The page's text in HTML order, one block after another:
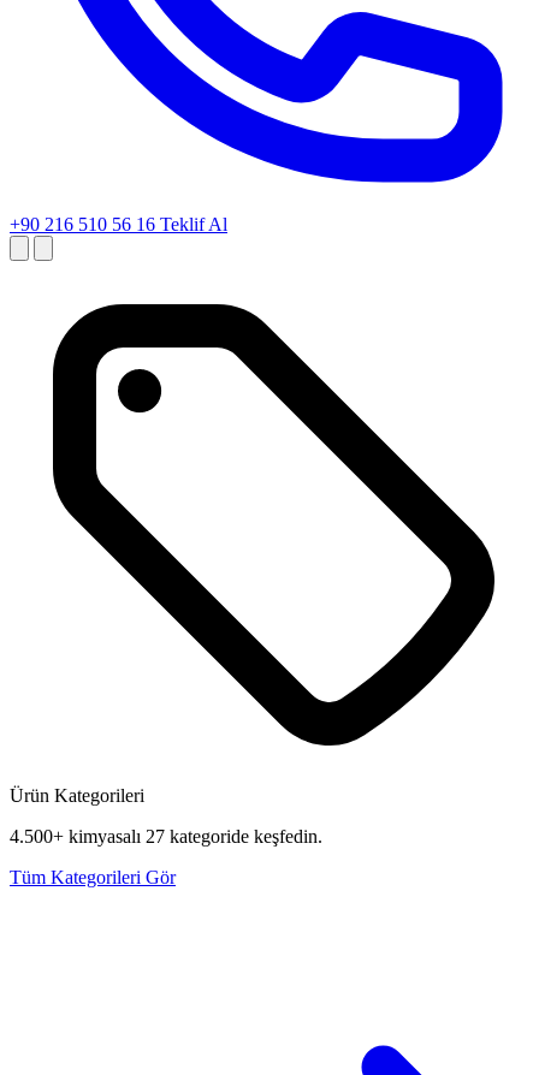
+90 216 510 56 16 Teklif Al
Ürün Kategorileri
4.500+ kimyasalı 27 kategoride keşfedin.
Tüm Kategorileri Gör